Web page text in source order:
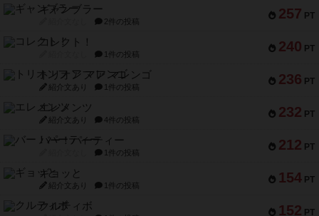
257 PT
ギャンブラー
2件の投稿
240 PT
コレクト！
1件の投稿
236 PT
トリオンフ ア マレンゴ
紹介文あり 1件の投稿
232 PT
エレメンツ
紹介文あり 4件の投稿
212 PT
バー！パーティー
1件の投稿
154 PT
ギョッと
紹介文あり 1件の投稿
152 PT
クルティボ